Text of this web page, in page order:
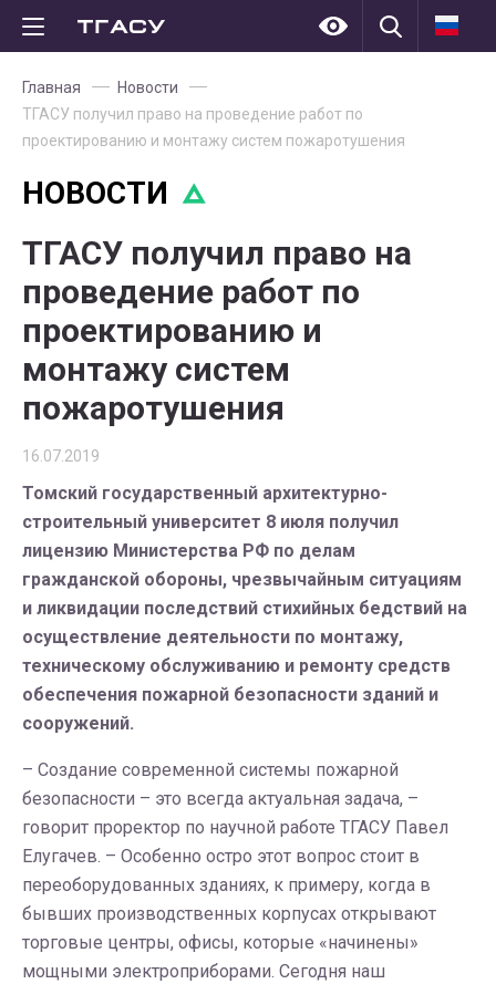
Главная
Новости
ТГАСУ получил право на проведение работ по
проектированию и монтажу систем пожаротушения
НОВОСТИ
ТГАСУ получил право на
проведение работ по
проектированию и
монтажу систем
пожаротушения
16.07.2019
Томский государственный архитектурно-
строительный университет 8 июля получил
лицензию Министерства РФ по делам
гражданской обороны, чрезвычайным ситуациям
и ликвидации последствий стихийных бедствий на
осуществление деятельности по монтажу,
техническому обслуживанию и ремонту средств
обеспечения пожарной безопасности зданий и
сооружений.
– Создание современной системы пожарной
безопасности – это всегда актуальная задача, –
говорит проректор по научной работе ТГАСУ Павел
Елугачев. – Особенно остро этот вопрос стоит в
переоборудованных зданиях, к примеру, когда в
бывших производственных корпусах открывают
торговые центры, офисы, которые «начинены»
мощными электроприборами. Сегодня наш